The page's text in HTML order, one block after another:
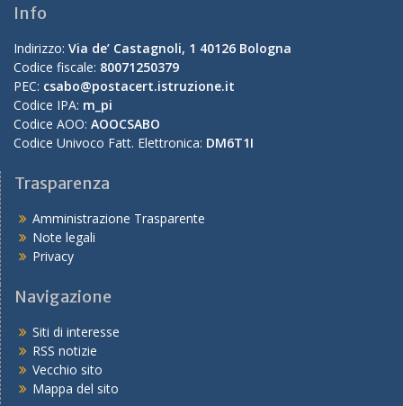
Info
Indirizzo: Via de’ Castagnoli, 1 40126 Bologna
Codice fiscale: 80071250379
PEC: csabo@postacert.istruzione.it
Codice IPA: m_pi
Codice AOO: AOOCSABO
Codice Univoco Fatt. Elettronica: DM6T1I
Trasparenza
Amministrazione Trasparente
Note legali
Privacy
Navigazione
Siti di interesse
RSS notizie
Vecchio sito
Mappa del sito